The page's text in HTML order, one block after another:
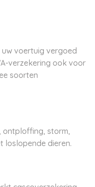
voertuig vergoed
verzekering ook voor
soorten
ontploffing, storm,
loslopende dieren.